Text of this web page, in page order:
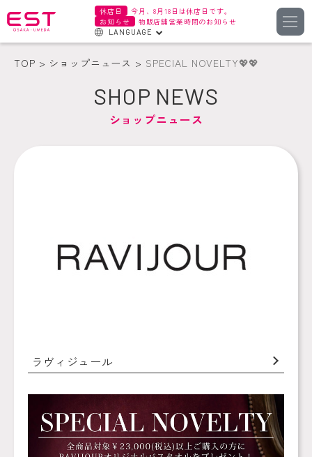
休店日
今月、8月18日は休店日です。
お知らせ
物販店舗営業時間のお知らせ
LANGUAGE
簡体字
繁体字
TOP ショップニュース SPECIAL NOVELTY💖💖
SHOP NEWS
ショップニュース
ラヴィジュール